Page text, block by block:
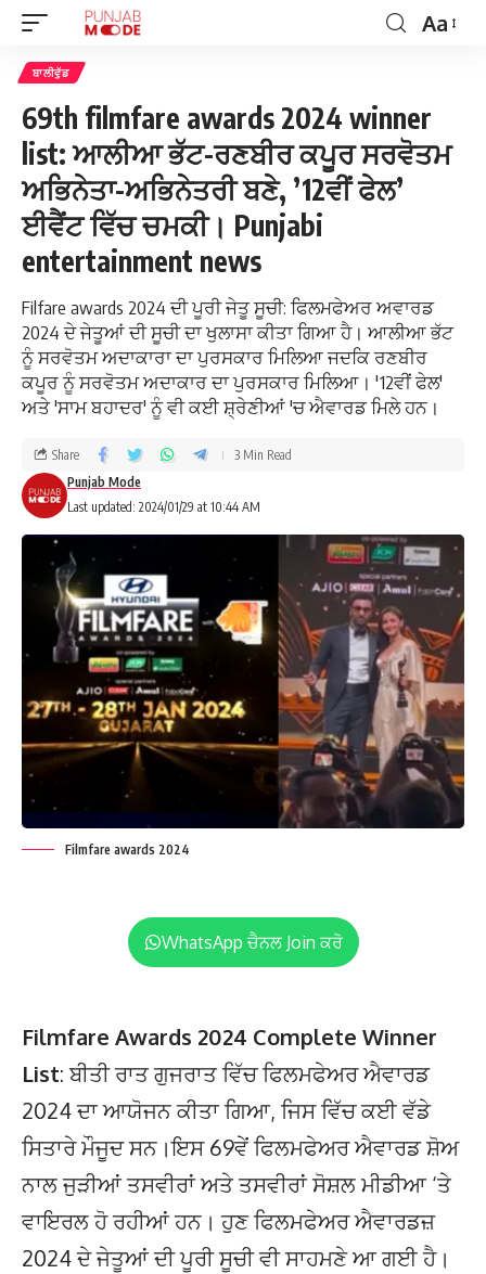
Aa
ਬਾਲੀਵੁੱਡ
69th filmfare awards 2024 winner
list: ਆਲੀਆ ਭੱਟ-ਰਣਬੀਰ ਕਪੂਰ ਸਰਵੋਤਮ
ਅਭਿਨੇਤਾ-ਅਭਿਨੇਤਰੀ ਬਣੇ, ’12ਵੀਂ ਫੇਲ’
ਈਵੈਂਟ ਵਿੱਚ ਚਮਕੀ। Punjabi
entertainment news
Filfare awards 2024 ਦੀ ਪੂਰੀ ਜੇਤੂ ਸੂਚੀ: ਫਿਲਮਫੇਅਰ ਅਵਾਰਡ
2024 ਦੇ ਜੇਤੂਆਂ ਦੀ ਸੂਚੀ ਦਾ ਖੁਲਾਸਾ ਕੀਤਾ ਗਿਆ ਹੈ। ਆਲੀਆ ਭੱਟ
ਨੂੰ ਸਰਵੋਤਮ ਅਦਾਕਾਰਾ ਦਾ ਪੁਰਸਕਾਰ ਮਿਲਿਆ ਜਦਕਿ ਰਣਬੀਰ
ਕਪੂਰ ਨੂੰ ਸਰਵੋਤਮ ਅਦਾਕਾਰ ਦਾ ਪੁਰਸਕਾਰ ਮਿਲਿਆ। '12ਵੀਂ ਫੇਲ'
ਅਤੇ 'ਸਾਮ ਬਹਾਦਰ' ਨੂੰ ਵੀ ਕਈ ਸ਼੍ਰੇਣੀਆਂ 'ਚ ਐਵਾਰਡ ਮਿਲੇ ਹਨ।
Last updated: 2024/01/29 at 10:44 AM
Punjab Mode
Share 3 Min Read
Filmfare awards 2024
WhatsApp ਚੈਨਲ Join ਕਰੋ
Filmfare Awards 2024 Complete Winner
List: ਬੀਤੀ ਰਾਤ ਗੁਜਰਾਤ ਵਿੱਚ ਫਿਲਮਫੇਅਰ ਐਵਾਰਡ
2024 ਦਾ ਆਯੋਜਨ ਕੀਤਾ ਗਿਆ, ਜਿਸ ਵਿੱਚ ਕਈ ਵੱਡੇ
ਸਿਤਾਰੇ ਮੌਜੂਦ ਸਨ।ਇਸ 69ਵੇਂ ਫਿਲਮਫੇਅਰ ਐਵਾਰਡ ਸ਼ੋਅ
ਨਾਲ ਜੁੜੀਆਂ ਤਸਵੀਰਾਂ ਅਤੇ ਤਸਵੀਰਾਂ ਸੋਸ਼ਲ ਮੀਡੀਆ ‘ਤੇ
ਵਾਇਰਲ ਹੋ ਰਹੀਆਂ ਹਨ। ਹੁਣ ਫਿਲਮਫੇਅਰ ਐਵਾਰਡਜ਼
2024 ਦੇ ਜੇਤੂਆਂ ਦੀ ਪੂਰੀ ਸੂਚੀ ਵੀ ਸਾਹਮਣੇ ਆ ਗਈ ਹੈ।